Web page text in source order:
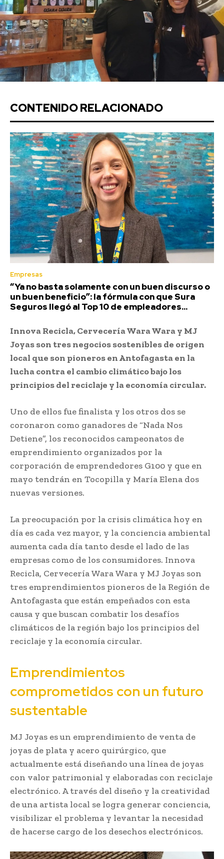
CONTENIDO RELACIONADO
Empresas
“Ya no basta solamente con un buen discurso o
un buen beneficio”: la fórmula con que Sura
Seguros llegó al Top 10 de empleadores...
Innova Recicla, Cervecería Wara Wara y MJ
Joyas son tres negocios sostenibles de origen
local que son pioneros en Antofagasta en la
lucha contra el cambio climático bajo los
principios del reciclaje y la economía circular.
Uno de ellos fue finalista y los otros dos se
coronaron como ganadores de “Nada Nos
Detiene”, los reconocidos campeonatos de
emprendimiento organizados por la
corporación de emprendedores G100 y que en
mayo tendrán en Tocopilla y María Elena dos
nuevas versiones.
La preocupación por la crisis climática hoy en
día es cada vez mayor, y la conciencia ambiental
aumenta cada día tanto desde el lado de las
empresas como de los consumidores. Innova
Recicla, Cervecería Wara Wara y MJ Joyas son
tres emprendimientos pioneros de la Región de
Antofagasta que están empeñados con esta
causa y que buscan combatir los desafíos
climáticos de la región bajo los principios del
reciclaje y la economía circular.
Emprendimientos
comprometidos con un futuro
sustentable
MJ Joyas es un emprendimiento de venta de
joyas de plata y acero quirúrgico, que
actualmente está diseñando una línea de joyas
con valor patrimonial y elaboradas con reciclaje
electrónico. A través del diseño y la creatividad
de una artista local se logra generar conciencia,
visibilizar el problema y levantar la necesidad
de hacerse cargo de los desechos electrónicos.